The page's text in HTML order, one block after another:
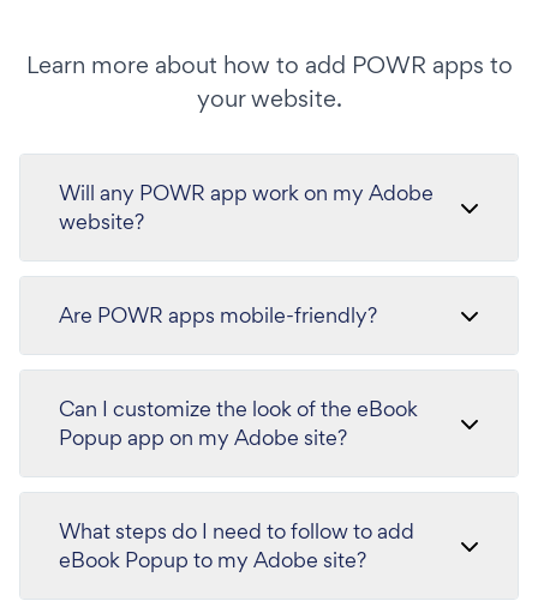
Learn more about how to add POWR apps to
your website.
Will any POWR app work on my Adobe
website?
Are POWR apps mobile-friendly?
Can I customize the look of the eBook
Popup app on my Adobe site?
What steps do I need to follow to add
eBook Popup to my Adobe site?